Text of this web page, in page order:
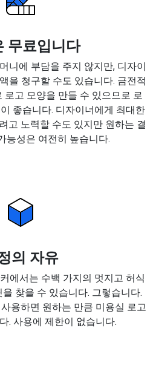
무료입니다
니에 부담을 주지 않지만, 디자이
을 청구할 수도 있습니다. 금전적
로고 모양을 만들 수 있으므로 로
좋습니다. 디자이너에게 최대한
고 노력할 수도 있지만 원하는 결
능성은 여전히 높습니다.
의 자유
에서는 수백 가지의 멋지고 허식
찾을 수 있습니다. 그렇습니다.
용하면 원하는 만큼 미용실 로고
. 사용에 제한이 없습니다.